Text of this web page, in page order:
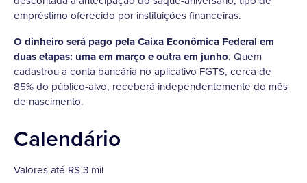
empréstimo oferecido por instituições financeiras.
O dinheiro será pago pela Caixa Econômica Federal em
duas etapas: uma em março e outra em junho. Quem
cadastrou a conta bancária no aplicativo FGTS, cerca de
85% do público-alvo, receberá independentemente do mês
de nascimento.
Calendário
Valores até R$ 3 mil